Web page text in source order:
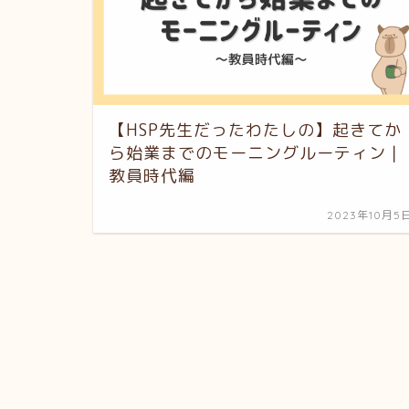
【HSP先生だったわたしの】起きてか
ら始業までのモーニングルーティン｜
教員時代編
2023年10月5